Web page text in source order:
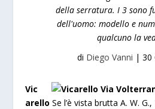
della serratura. I 3 sono
dell'uomo: modello e
qualcuno la
di Diego Vanni | 30
Vic
arelloSe l’è vista brutta A. W.